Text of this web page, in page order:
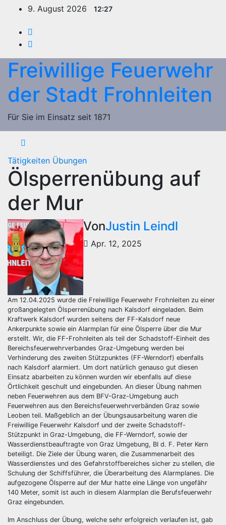
springen
9. August 2026 12:27
Freiwillige Feuerwehr
der Stadt Frohnleiten
Für Sie im Einsatz seit 1871
Tätigkeiten Übungen
Ölsperrenübung auf
der Mur
VonJustin Leindl
Apr. 12, 2025
Am 12.04.2025 wurde die Freiwillige Feuerwehr Frohnleiten zu einer
großangelegten Ölsperrenübung nach Kalsdorf eingeladen. Beim
Kraftwerk Kalsdorf wurden seitens der FF-Kalsdorf neue
Ankerpunkte sowie ein Alarmplan für eine Ölsperre über die Mur
erstellt. Wir, die FF-Frohnleiten als teil der Schadstoff-Einheit des
Bereichsfeuerwehrverbandes Graz-Umgebung werden bei
Verhinderung des zweiten Stützpunktes (FF-Werndorf) ebenfalls
nach Kalsdorf alarmiert. Um dort natürlich genauso gut diesen
Einsatz abarbeiten zu können wurden wir ebenfalls auf diese
Örtlichkeit geschult und eingebunden. An dieser Übung nahmen
neben Feuerwehren aus dem BFV-Graz-Umgebung auch
Feuerwehren aus den Bereichsfeuerwehrverbänden Graz sowie
Leoben teil. Maßgeblich an der Übungsausarbeitung waren die
Freiwillige Feuerwehr Kalsdorf und der zweite Schadstoff-
Stützpunkt in Graz-Umgebung, die FF-Werndorf, sowie der
Wasserdienstbeauftragte von Graz Umgebung, BI d. F. Peter Kern
beteiligt. Die Ziele der Übung waren, die Zusammenarbeit des
Wasserdienstes und des Gefahrstoffbereiches sicher zu stellen, die
Schulung der Schiffsführer, die Überarbeitung des Alarmplanes. Die
aufgezogene Ölsperre auf der Mur hatte eine Länge von ungefähr
140 Meter, somit ist auch in diesem Alarmplan die Berufsfeuerwehr
Graz eingebunden.
Im Anschluss der Übung, welche sehr erfolgreich verlaufen ist, gab